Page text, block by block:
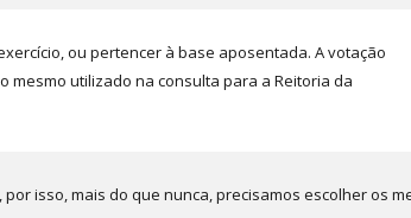
ou pertencer à base aposentada. A votação
mesmo utilizado na consulta para a Reitoria da
isso, mais do que nunca, precisamos escolher os